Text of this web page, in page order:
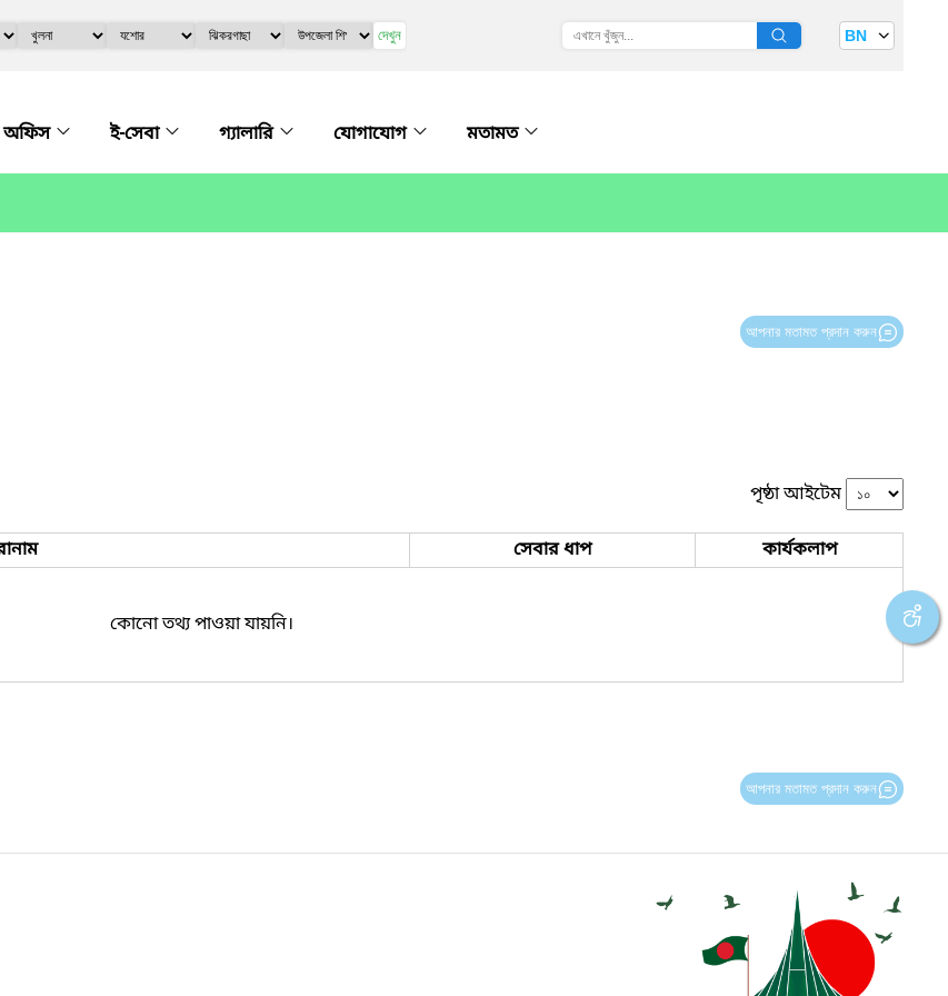
দেখুন BN
অফিস ই-সেবা গ্যালারি যোগাযোগ মতামত
আপনার মতামত প্রদান করুন
পৃষ্ঠা আইটেম
সেবার ধাপ কার্যকলাপ
কোনো তথ্য পাওয়া যায়নি।
আপনার মতামত প্রদান করুন